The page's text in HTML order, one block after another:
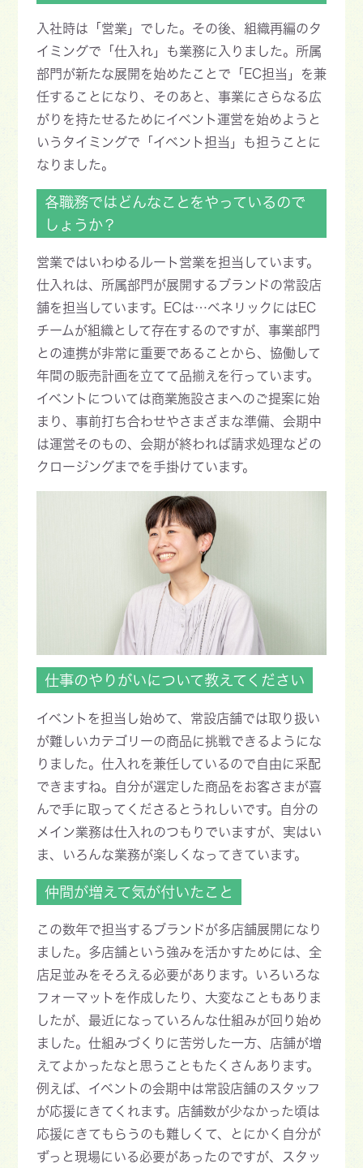
入社時は「営業」でした。その後、組織再編のタ
イミングで「仕入れ」も業務に入りました。所属
部門が新たな展開を始めたことで「EC担当」を兼
任することになり、そのあと、事業にさらなる広
がりを持たせるためにイベント運営を始めようと
いうタイミングで「イベント担当」も担うことに
なりました。
各職務ではどんなことをやっているので
しょうか？
営業ではいわゆるルート営業を担当しています。
仕入れは、所属部門が展開するブランドの常設店
舗を担当しています。ECは…ベネリックにはEC
チームが組織として存在するのですが、事業部門
との連携が非常に重要であることから、協働して
年間の販売計画を立てて品揃えを行っています。
イベントについては商業施設さまへのご提案に始
まり、事前打ち合わせやさまざまな準備、会期中
は運営そのもの、会期が終われば請求処理などの
クロージングまでを手掛けています。
仕事のやりがいについて教えてください
イベントを担当し始めて、常設店舗では取り扱い
が難しいカテゴリーの商品に挑戦できるようにな
りました。仕入れを兼任しているので自由に采配
できますね。自分が選定した商品をお客さまが喜
んで手に取ってくださるとうれしいです。自分の
メイン業務は仕入れのつもりでいますが、実はい
ま、いろんな業務が楽しくなってきています。
仲間が増えて気が付いたこと
この数年で担当するブランドが多店舗展開になり
ました。多店舗という強みを活かすためには、全
店足並みをそろえる必要があります。いろいろな
フォーマットを作成したり、大変なこともありま
したが、最近になっていろんな仕組みが回り始め
ました。仕組みづくりに苦労した一方、店舗が増
えてよかったなと思うこともたくさんあります。
例えば、イベントの会期中は常設店舗のスタッフ
が応援にきてくれます。店舗数が少なかった頃は
応援にきてもらうのも難しくて、とにかく自分が
ずっと現場にいる必要があったのですが、スタッ